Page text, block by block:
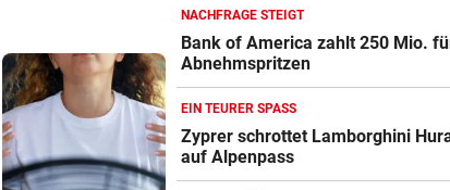
NACHFRAGE STEIGT
Bank of America zahlt 250 Mio.
Abnehmspritzen
EIN TEURER SPASS
Zyprer schrottet Lamborghini
auf Alpenpass